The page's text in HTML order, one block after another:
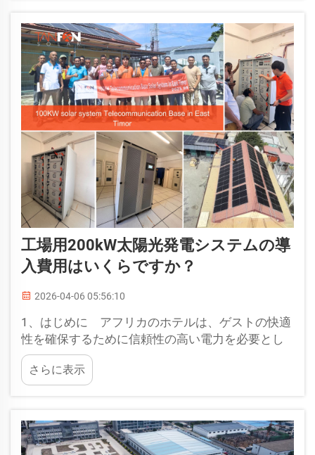
工場用200kW太陽光発電システムの導
入費用はいくらですか？
2026-04-06 05:56:10
1、はじめに アフリカのホテルは、ゲストの快適
性を確保するために信頼性の高い電力を必要とし
ています。しかし、不安定な送配電網と高騰する
ディーゼル燃料費により、運営コストが増大して
います。太陽光発電システムは、コスト効率の高
の導入費用 一般的に...
さらに表示